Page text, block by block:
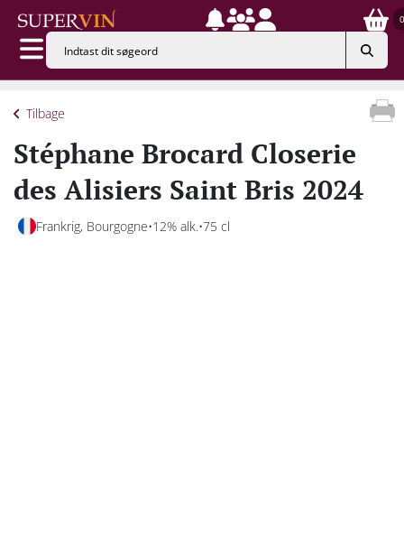
0
Tilbage
Stéphane Brocard Closerie
des Alisiers Saint Bris 2024
Frankrig, Bourgogne 12% alk. 75 cl